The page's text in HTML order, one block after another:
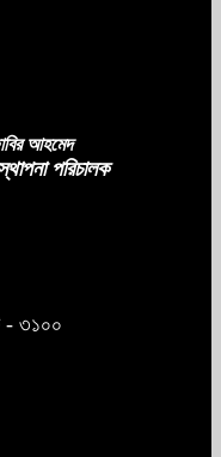
আহমেদ
পরিচালক
- ৩১০০